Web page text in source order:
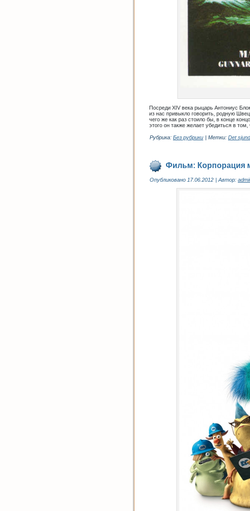
Посреди XIV века рыцарь Антониус
из нас привыкло говорить, родную
чего же как раз стоило бы, в конце
этого он также желает убедиться в
Рубрика: Без рубрики | Метки: Det
Фильм: Корпорация
Опубликовано 17.06.2012 | Автор: